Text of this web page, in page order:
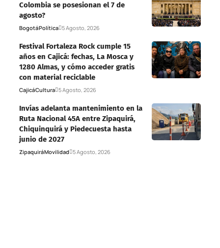
Colombia se posesionan el 7 de
agosto?
BogotáPolítica 5 Agosto, 2026
Festival Fortaleza Rock cumple 15
años en Cajicá: fechas, La Mosca y
1280 Almas, y cómo acceder gratis
con material reciclable
CajicáCultura 5 Agosto, 2026
Invías adelanta mantenimiento en la
Ruta Nacional 45A entre Zipaquirá,
Chiquinquirá y Piedecuesta hasta
junio de 2027
ZipaquiráMovilidad 5 Agosto, 2026